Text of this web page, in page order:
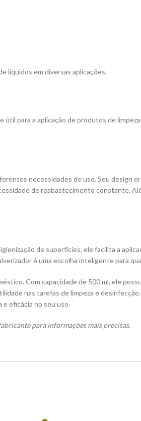
líquidos em diversas aplicações.
para a aplicação de produtos de
necessidades de uso. Seu design
de reabastecimento constante.
de superfícies, ele facilita a
é uma escolha inteligente para
Com capacidade de 500 ml, ele
nas tarefas de limpeza e
eficácia no seu uso.
para informações mais precisas.